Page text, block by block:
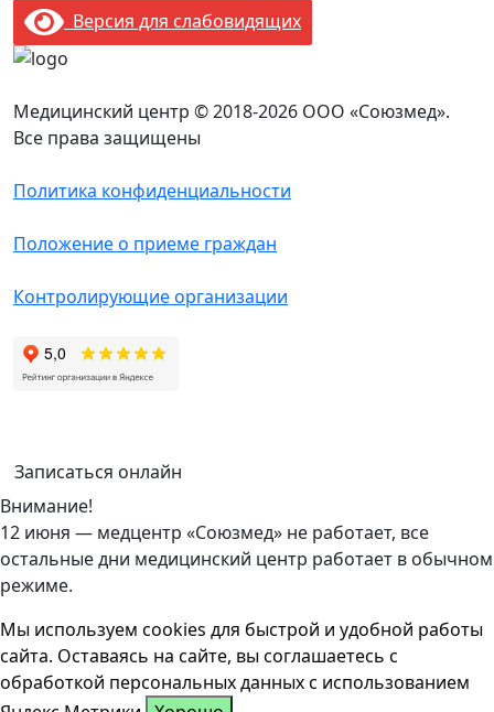
Медицинский центр © 2018-2026 ООО «Союзмед».
Все права защищены
Политика конфиденциальности
Положение о приеме граждан
Контролирующие организации
Версия для слабовидящих
Записаться онлайн
Внимание!
12 июня — медцентр «Союзмед» не работает, все
остальные дни медицинский центр работает в обычном
режиме.
Мы используем cookies для быстрой и удобной работы
сайта. Оставаясь на сайте, вы соглашаетесь с
обработкой персональных данных с использованием